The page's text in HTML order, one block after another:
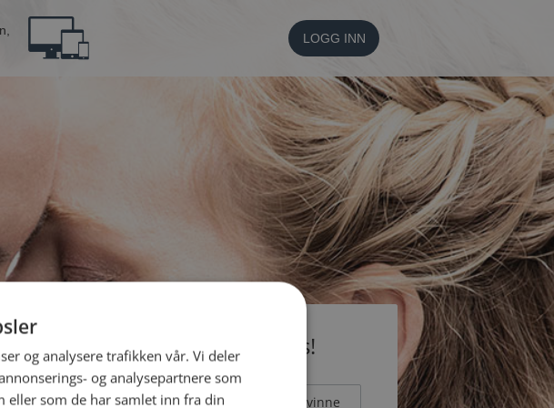
LOGG INN
Bli medlem gratis!
Jeg er en: Mann Kvinne
og analysere trafikken vår. Vi deler
og analysepartnere som
eller som de har samlet inn fra din